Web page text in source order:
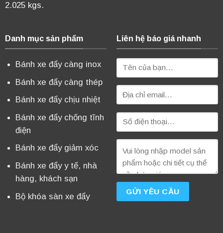
2.025 kgs.
Danh mục sản phẩm
Bánh xe đẩy càng inox
Bánh xe đẩy càng thép
Bánh xe đẩy chịu nhiệt
Bánh xe đẩy chống tĩnh
điện
Bánh xe đẩy giảm xóc
Bánh xe đẩy y tế, nhà
hàng, khách sạn
Bộ khóa sàn xe đẩy
Liên hệ báo giá nhanh